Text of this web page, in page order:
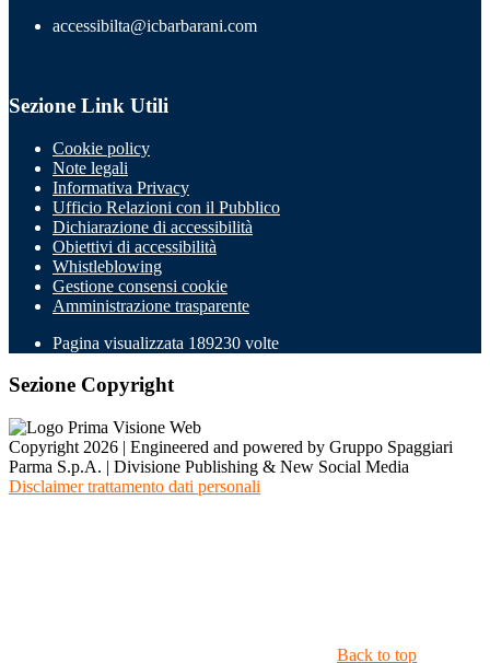
accessibilta@icbarbarani.com
Sezione Link Utili
Cookie policy
Note legali
Informativa Privacy
Ufficio Relazioni con il Pubblico
Dichiarazione di accessibilità
Obiettivi di accessibilità
Whistleblowing
Gestione consensi cookie
Amministrazione trasparente
Pagina visualizzata 189230 volte
Sezione Copyright
Copyright 2026 | Engineered and powered by Gruppo Spaggiari
Parma S.p.A. | Divisione Publishing & New Social Media
Disclaimer trattamento dati personali
Back to top